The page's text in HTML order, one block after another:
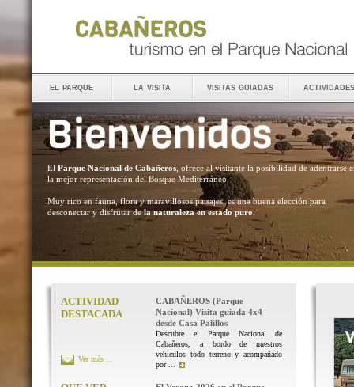
el parque la visita visitas guiadas actividades
El Parque Nacional de Cabañeros , ofrece al visitante la posibilidad de adentrarse
la mejor representación del Bosque Mediterráneo.
Muy rico en fauna, flora y maravillosos paisajes, es una buena elección para
desconectar y disfrutar dela naturaleza en estado puro .
ACTIVIDAD
DESTACADA
CABAÑEROS (Parque
Nacional) Visita guiada 4x4
desde Casa Palillos
Descubre el Parque Nacional de
Cabañeros, a bordo de nuestros
vehículos todo terreno y acompañado
por ...
Ver más ...